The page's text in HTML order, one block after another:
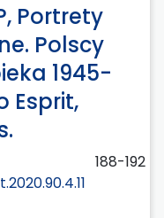
Portrety
Polscy
1945-
Esprit,
188-192